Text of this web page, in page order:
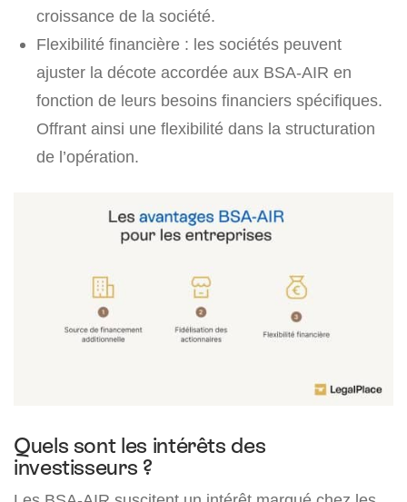
croissance de la société.
Flexibilité financière : les sociétés peuvent
ajuster la décote accordée aux BSA-AIR en
fonction de leurs besoins financiers spécifiques.
Offrant ainsi une flexibilité dans la structuration
de l’opération.
Quels sont les intérêts des
investisseurs ?